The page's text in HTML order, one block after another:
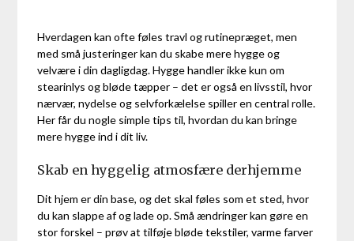
Hverdagen kan ofte føles travl og rutinepræget, men
med små justeringer kan du skabe mere hygge og
velvære i din dagligdag. Hygge handler ikke kun om
stearinlys og bløde tæpper – det er også en livsstil, hvor
nærvær, nydelse og selvforkælelse spiller en central rolle.
Her får du nogle simple tips til, hvordan du kan bringe
mere hygge ind i dit liv.
Skab en hyggelig atmosfære derhjemme
Dit hjem er din base, og det skal føles som et sted, hvor
du kan slappe af og lade op. Små ændringer kan gøre en
stor forskel – prøv at tilføje bløde tekstiler, varme farver